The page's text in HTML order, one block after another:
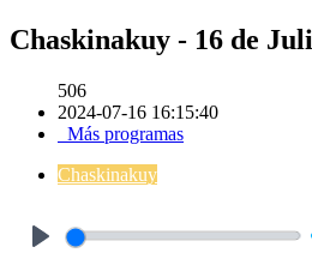
Chaskinakuy - 16 de
506
2024-07-16 16:15:40
Más programas
Chaskinakuy